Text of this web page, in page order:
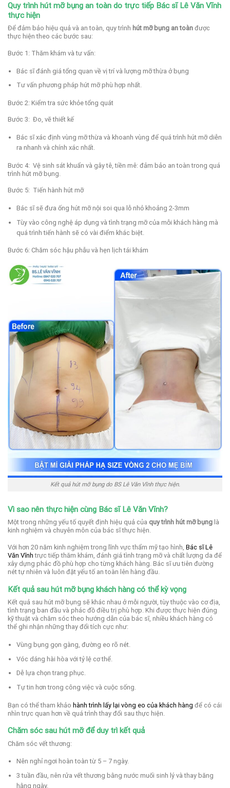
Quy trình hút mỡ bụng an toàn do trực tiếp Bác sĩ Lê Văn Vĩnh
thực hiện
Để đảm bảo hiệu quả và an toàn, quy trình hút mỡ bụng an toàn được
thực hiện theo các bước sau:
Bước 1: Thăm khám và tư vấn:
Bác sĩ đánh giá tổng quan về vị trí và lượng mỡ thừa ở bụng
Tư vấn phương pháp hút mỡ phù hợp nhất.
Bước 2: Kiểm tra sức khỏe tổng quát
Bước 3: Đo, vẽ thiết kế
Bác sĩ xác định vùng mỡ thừa và khoanh vùng để quá trình hút mỡ diễn
ra nhanh và chính xác nhất.
Bước 4: Vệ sinh sát khuẩn và gây tê, tiền mê: đảm bảo an toàn trong quá
trình hút mỡ bụng.
Bước 5: Tiến hành hút mỡ
Bác sĩ sẽ đưa ống hút mỡ nội soi qua lỗ nhỏ khoảng 2-3mm
Tùy vào công nghệ áp dụng và tình trạng mỡ của mỗi khách hàng mà
quá trình tiến hành sẽ có vài điểm khác biệt.
Bước 6: Chăm sóc hậu phẫu và hẹn lịch tái khám
Kết quả hút mỡ bụng do BS Lê Văn Vĩnh thực hiện.
Vì sao nên thực hiện cùng Bác sĩ Lê Văn Vĩnh?
Một trong những yếu tố quyết định hiệu quả của quy trình hút mỡ bụng là
kinh nghiệm và chuyên môn của bác sĩ thực hiện.
Với hơn 20 năm kinh nghiệm trong lĩnh vực thẩm mỹ tạo hình, Bác sĩ Lê
Văn Vĩnh trực tiếp thăm khám, đánh giá tình trạng mỡ và chất lượng da để
xây dựng phác đồ phù hợp cho từng khách hàng. Bác sĩ ưu tiên đường
nét tự nhiên và luôn đặt yếu tố an toàn lên hàng đầu.
Kết quả sau hút mỡ bụng khách hàng có thể kỳ vọng
Kết quả sau hút mỡ bụng sẽ khác nhau ở mỗi người, tùy thuộc vào cơ địa,
tình trạng ban đầu và phác đồ điều trị phù hợp. Khi được thực hiện đúng
kỹ thuật và chăm sóc theo hướng dẫn của bác sĩ, nhiều khách hàng có
thể ghi nhận những thay đổi tích cực như:
Vùng bụng gọn gàng, đường eo rõ nét.
Vóc dáng hài hòa với tỷ lệ cơ thể.
Dễ lựa chọn trang phục.
Tự tin hơn trong công việc và cuộc sống.
Bạn có thể tham khảo hành trình lấy lại vòng eo của khách hàng để có cái
nhìn trực quan hơn về quá trình thay đổi sau thực hiện.
Chăm sóc sau hút mỡ để duy trì kết quả
Chăm sóc vết thương:
Nên nghỉ ngơi hoàn toàn từ 5 – 7 ngày.
3 tuần đầu, nên rửa vết thương bằng nước muối sinh lý và thay băng
hằng ngày.